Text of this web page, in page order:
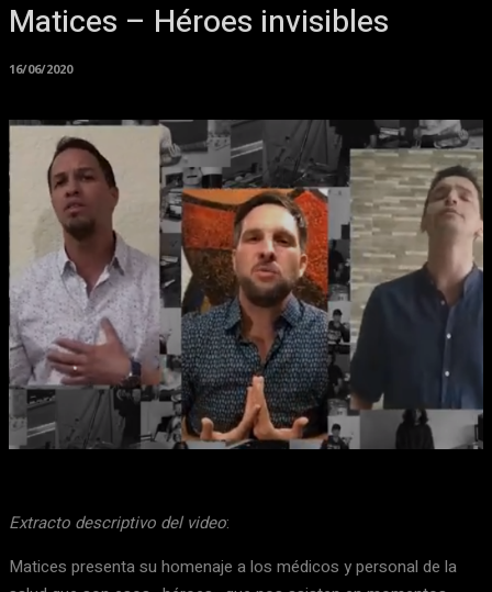
Matices – Héroes invisibles
16/06/2020
Facebook X WhatsApp Email
Extracto descriptivo del video:
Matices presenta su homenaje a los médicos y personal de la